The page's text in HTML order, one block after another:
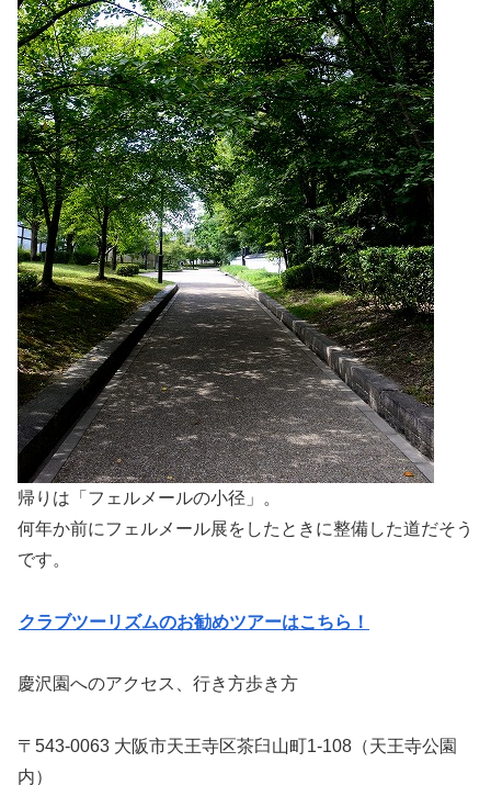
帰りは「フェルメールの小径」。
何年か前にフェルメール展をしたときに整備した道だそう
です。
クラブツーリズムのお勧めツアーはこちら！
慶沢園へのアクセス、行き方歩き方
〒543-0063 大阪市天王寺区茶臼山町1-108（天王寺公園
内）